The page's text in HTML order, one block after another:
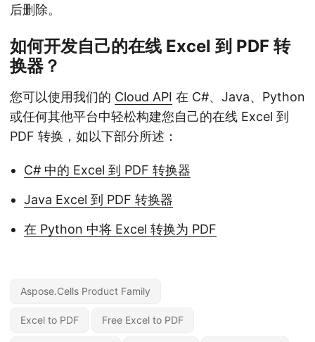
后删除。
如何开发自己的在线 Excel 到 PDF 转
换器？
您可以使用我们的 Cloud API 在 C#、Java、Python
或任何其他平台中轻松构建您自己的在线 Excel 到
PDF 转换，如以下部分所述：
C# 中的 Excel 到 PDF 转换器
Java Excel 到 PDF 转换器
在 Python 中将 Excel 转换为 PDF
Aspose.Cells Product Family
Excel to PDF Free Excel to PDF